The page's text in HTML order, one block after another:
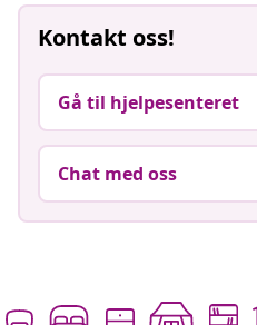
Kontakt oss!
Gå til hjelpesenteret
Chat med oss